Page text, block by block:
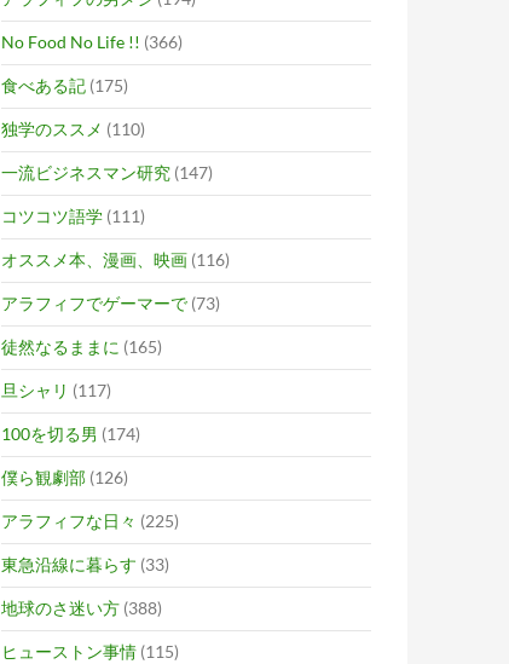
No Food No Life !! (366)
食べある記 (175)
独学のススメ (110)
一流ビジネスマン研究 (147)
コツコツ語学 (111)
オススメ本、漫画、映画 (116)
アラフィフでゲーマーで (73)
徒然なるままに (165)
旦シャリ (117)
100を切る男 (174)
僕ら観劇部 (126)
アラフィフな日々 (225)
東急沿線に暮らす (33)
地球のさ迷い方 (388)
ヒューストン事情 (115)